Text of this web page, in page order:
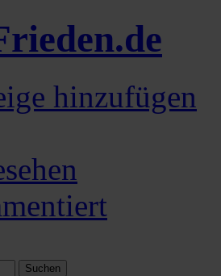
.de
hinzufügen